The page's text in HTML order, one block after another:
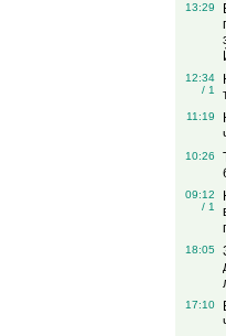
13:29
12:34
/ 1
11:19
10:26
09:12
/ 1
18:05
17:10